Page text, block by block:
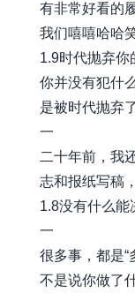
有非常好看的
我们嘻嘻哈哈
1.9时代抛弃你
你并没有犯什
是被时代抛弃了
一
二十年前，我
志和报纸写稿
1.8没有什么能
一
很多事，都是“
不是说你做了